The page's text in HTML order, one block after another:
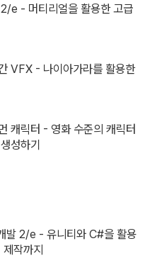
e - 머티리얼을 활용한 고급
VFX - 나이아가라를 활용한
캐릭터 - 영화 수준의 캐릭터
성하기
발 2/e - 유니티와 C#을 활용
작까지